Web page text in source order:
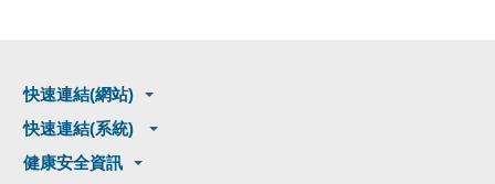
快速連結(網站)
快速連結(系統)
健康安全資訊